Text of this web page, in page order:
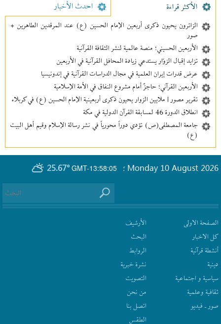
الأکثر قراءة احدث الأخبار
الزائرون يحيون ذكرى أربعين الإمام الحسين (ع) عند المرقدين الطاهرين +
صور
الأربعين الحسيني؛ منصة عالمية لنشر الثقافة القرآنية
تزايد إقبال الزوّار يستدعي زيادة المحافل القرآنية في الأربعين
عرض قدرات إيران العلمية في مجال الدراسات القرآنية في إندونيسيا
الأربعين القرآني؛ حاجزٌ أمام مشروع النفاق في الأمة الإسلامية
تقرير مصور | ملايين الزوار يحيون ذكرى أربعينية الإمام الحسين (ع) في كربلاء
انطلاق الدورة 46 لمسابقة القرآن الدولية في مكة
جامعة المصطفى(ص) تؤدي دوراً محورياً في نشر رسالة الإسلام وقيم أهل البيت
(ع)
GMT-13:58:05
25.67° Monday 10 August 2026 ؛
الصفحة الاولى
كل الاخبار
أنشطة قرآنیة
دينية
سیاسیة و اجتماعیة
ثقافیة وعلمیة
صور ـ فيديو
الأرشیف
البحث
الروابط
نشرة‌ خبریة
التصويت
من نحن
اتصل بنا
الطقس